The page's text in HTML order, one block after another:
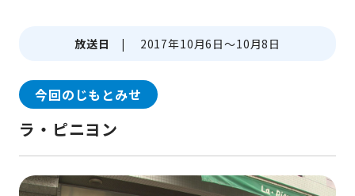
放送日 | 2017年10月6日～10月8日
今回のじもとみせ
ラ・ピニヨン